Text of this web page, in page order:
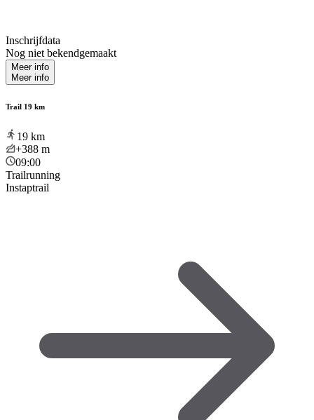
Inschrijfdata
Nog niet bekendgemaakt
Meer info
Meer info
Trail 19 km
19 km
+388 m
09:00
Trailrunning
Instaptrail